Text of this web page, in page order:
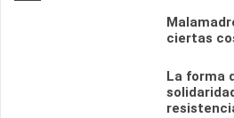
ciertas
La forma